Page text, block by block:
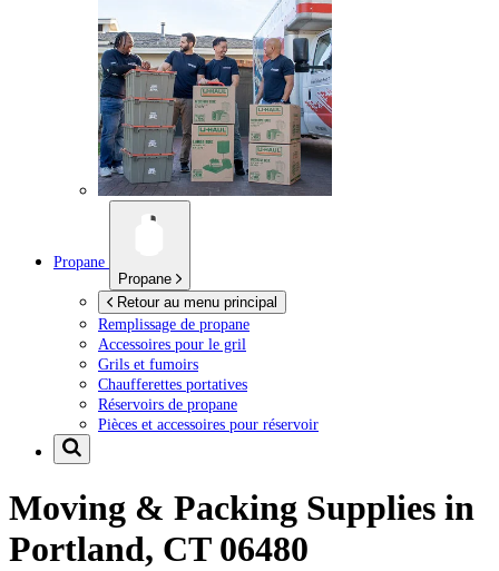
Propane
Propane
Retour au menu principal
Remplissage de propane
Accessoires pour le gril
Grils et fumoirs
Chaufferettes portatives
Réservoirs de propane
Pièces et accessoires pour réservoir
Moving & Packing Supplies in
Portland, CT 06480